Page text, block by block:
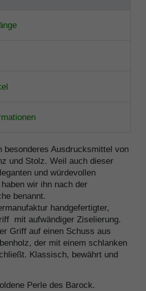
besonderes Ausdrucksmittel von
und Stolz. Weil auch dieser
und würdevollen
wir ihn nach der
benannt.
handgefertigter,
mit aufwändiger Ziselierung.
Griff auf einen Schuss aus
der mit einem schlanken
Klassisch, bewährt und
Perle des Barock.